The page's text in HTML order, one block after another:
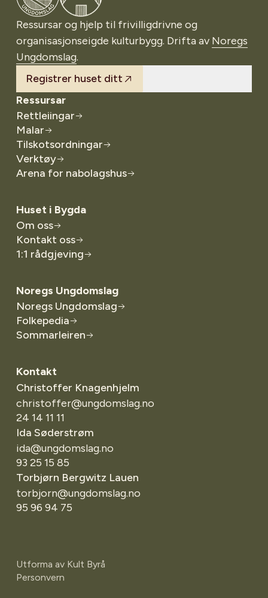
Ressursar og hjelp til frivilligdrivne og
organisasjonseigde kulturbygg. Drifta av Noregs
Ungdomslag.
Registrer huset ditt
Ressursar
Rettleiingar
Malar
Tilskotsordningar
Verktøy
Arena for nabolagshus
Huset i Bygda
Om oss
Kontakt oss
1:1 rådgjeving
Noregs Ungdomslag
Noregs Ungdomslag
Folkepedia
Sommarleiren
Kontakt
Christoffer Knagenhjelm
christoffer@ungdomslag.no
24 14 11 11
Ida Søderstrøm
ida@ungdomslag.no
93 25 15 85
Torbjørn Bergwitz Lauen
torbjorn@ungdomslag.no
95 96 94 75
Utforma av Kult Byrå
Personvern